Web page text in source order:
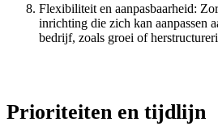
Flexibiliteit en aanpasbaarheid:
inrichting die zich kan aanpassen
bedrijf, zoals groei of
Prioriteiten en tijdlijn